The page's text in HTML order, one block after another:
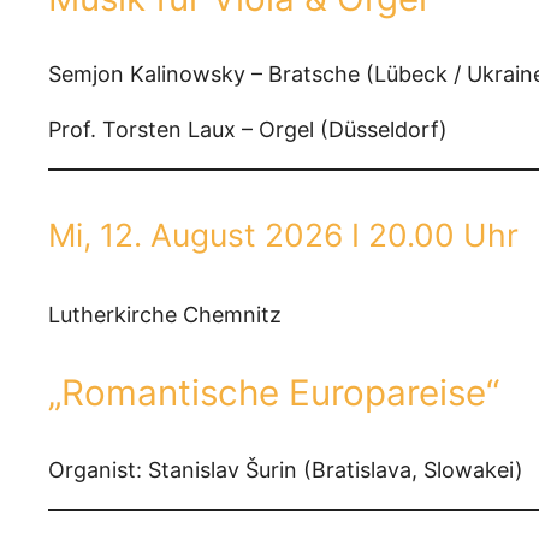
Semjon Kalinowsky – Bratsche (Lübeck /
Prof. Torsten Laux – Orgel (Düsseldorf)
Mi, 12. August 2026 I 20.00 Uhr
Lutherkirche Chemnitz
„Romantische Europareise“
Organist: Stanislav Šurin (Bratislava, Slowakei)